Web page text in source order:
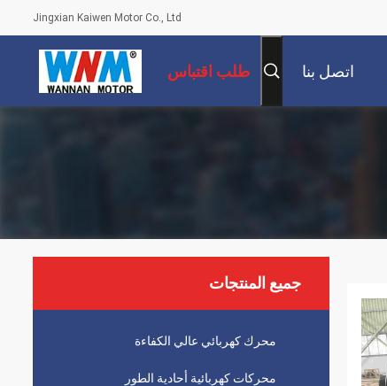
Jingxian Kaiwen Motor Co., Ltd
اتصل بنا طلب اقتباس
جميع المنتجات
محرك كهربائي عالي الكفاءة
محركات كهربائية أحادية الطور